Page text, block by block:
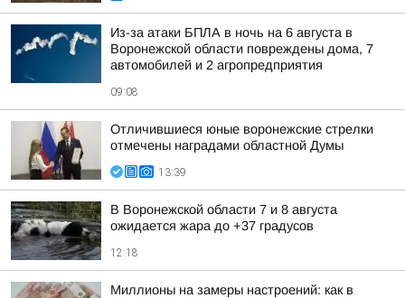
Из-за атаки БПЛА в ночь на 6 августа в
Воронежской области повреждены дома, 7
автомобилей и 2 агропредприятия
09:08
Отличившиеся юные воронежские стрелки
отмечены наградами областной Думы
13:39
В Воронежской области 7 и 8 августа
ожидается жара до +37 градусов
12:18
Миллионы на замеры настроений: как в